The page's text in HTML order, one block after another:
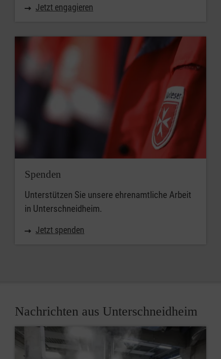
Jetzt engagieren
Spenden
Unterstützen Sie unsere ehrenamtliche Arbeit
in Unterschneidheim.
Jetzt spenden
Nachrichten aus Unterschneidheim